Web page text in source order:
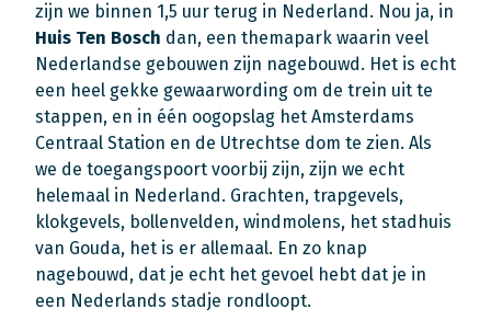
zijn we binnen 1,5 uur terug in Nederland. Nou ja, in
Huis Ten Bosch dan, een themapark waarin veel
Nederlandse gebouwen zijn nagebouwd. Het is echt
een heel gekke gewaarwording om de trein uit te
stappen, en in één oogopslag het Amsterdams
Centraal Station en de Utrechtse dom te zien. Als
we de toegangspoort voorbij zijn, zijn we echt
helemaal in Nederland. Grachten, trapgevels,
klokgevels, bollenvelden, windmolens, het stadhuis
van Gouda, het is er allemaal. En zo knap
nagebouwd, dat je echt het gevoel hebt dat je in
een Nederlands stadje rondloopt.